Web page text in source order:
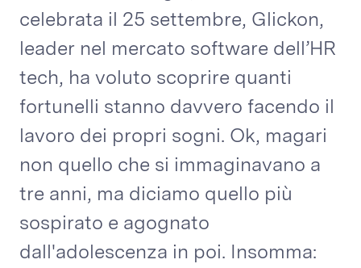
celebrata il 25 settembre, Glickon,
leader nel mercato software dell’HR
tech, ha voluto scoprire quanti
fortunelli stanno davvero facendo il
lavoro dei propri sogni. Ok, magari
non quello che si immaginavano a
tre anni, ma diciamo quello più
sospirato e agognato
dall'adolescenza in poi. Insomma: